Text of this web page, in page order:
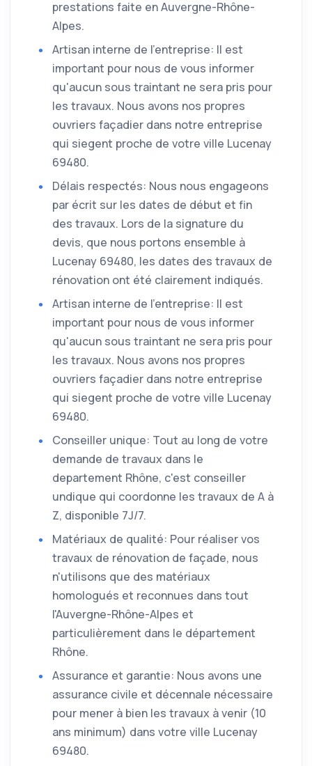
prestations faite en Auvergne-Rhône-
Alpes.
Artisan interne de l'entreprise: Il est
important pour nous de vous informer
qu'aucun sous traintant ne sera pris pour
les travaux. Nous avons nos propres
ouvriers façadier dans notre entreprise
qui siegent proche de votre ville Lucenay
69480.
Délais respectés: Nous nous engageons
par écrit sur les dates de début et fin
des travaux. Lors de la signature du
devis, que nous portons ensemble à
Lucenay 69480, les dates des travaux de
rénovation ont été clairement indiqués.
Artisan interne de l'entreprise: Il est
important pour nous de vous informer
qu'aucun sous traintant ne sera pris pour
les travaux. Nous avons nos propres
ouvriers façadier dans notre entreprise
qui siegent proche de votre ville Lucenay
69480.
Conseiller unique: Tout au long de votre
demande de travaux dans le
departement Rhône, c'est conseiller
undique qui coordonne les travaux de A à
Z, disponible 7J/7.
Matériaux de qualité: Pour réaliser vos
travaux de rénovation de façade, nous
n'utilisons que des matériaux
homologués et reconnues dans tout
l'Auvergne-Rhône-Alpes et
particulièrement dans le département
Rhône.
Assurance et garantie: Nous avons une
assurance civile et décennale nécessaire
pour mener à bien les travaux à venir (10
ans minimum) dans votre ville Lucenay
69480.